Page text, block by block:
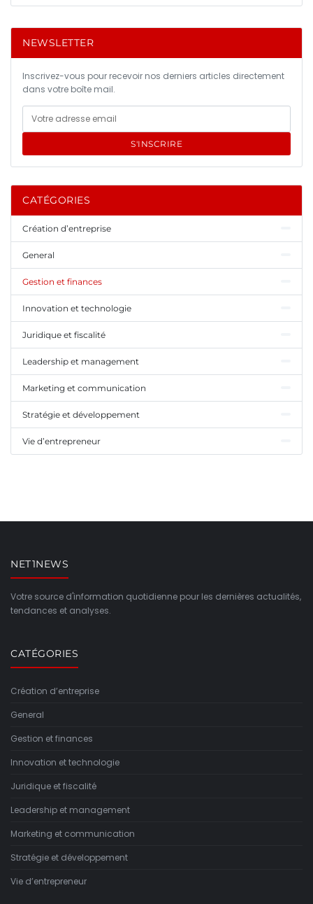
NEWSLETTER
Inscrivez-vous pour recevoir nos derniers articles directement
dans votre boîte mail.
S'INSCRIRE
CATÉGORIES
Création d’entreprise
General
Gestion et finances
Innovation et technologie
Juridique et fiscalité
Leadership et management
Marketing et communication
Stratégie et développement
Vie d’entrepreneur
NET1NEWS
Votre source d'information quotidienne pour les dernières actualités,
tendances et analyses.
CATÉGORIES
Création d’entreprise
General
Gestion et finances
Innovation et technologie
Juridique et fiscalité
Leadership et management
Marketing et communication
Stratégie et développement
Vie d’entrepreneur